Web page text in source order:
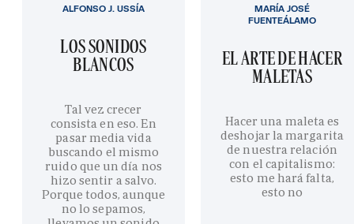
LOS SONIDOS
BLANCOS
Tal vez crecer
consista en eso. En
pasar media vida
buscando el mismo
ruido que un día nos
hizo sentir a salvo.
Porque todos, aunque
no lo sepamos,
ALFONSO J. USSÍA
EL ARTE DE HACER
MALETAS
Hacer una maleta es
deshojar la margarita
de nuestra relación
con el capitalismo:
esto me hará falta,
esto no
MARÍA JOSÉ
FUENTEÁLAMO